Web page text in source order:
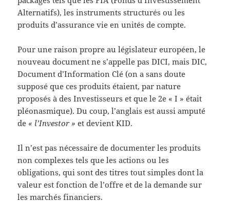
Alternatifs), les instruments structurés ou les
produits d’assurance vie en unités de compte.
Pour une raison propre au législateur européen, le
nouveau document ne s’appelle pas DICI, mais DIC,
Document d’Information Clé (on a sans doute
supposé que ces produits étaient, par nature
proposés à des Investisseurs et que le 2e « I » était
pléonasmique). Du coup, l’anglais est aussi amputé
de « l’Investor » et devient KID.
Il n’est pas nécessaire de documenter les produits
non complexes tels que les actions ou les
obligations, qui sont des titres tout simples dont la
valeur est fonction de l’offre et de la demande sur
les marchés financiers.